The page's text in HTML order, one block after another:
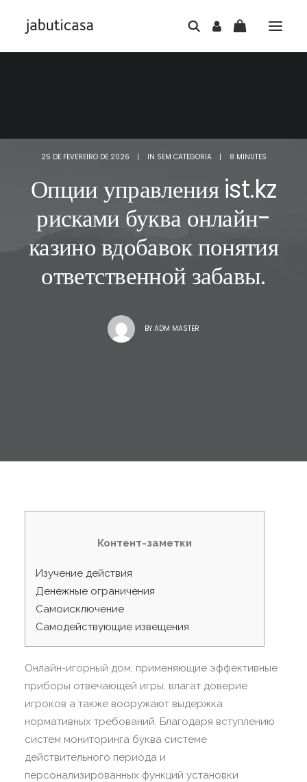
25 DE FEVEREIRO DE 2026 | IN SEM CATEGORIA | 8 MINUTES
Опции управления ist.kz
рисками буква онлайн-
казино вдобавок понятия
ответственной забавы.
BY ADM MASTER
Контент-заметки
Изучение действия
Денежные ограничения
Самоисключение
Самодействующие извещения
Онлайн-игорный дом, применяющие эффективные
приборы отвечающей игры, влагат доверие
игроков а также вооружают выдержка
нормативных требований. Благодаря вступлению
систем мониторинга буква системе
действительного периода и
персонализированных функций установки